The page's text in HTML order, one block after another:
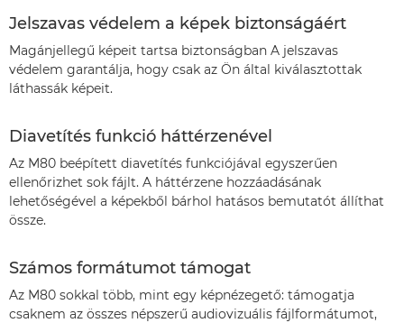
Jelszavas védelem a képek biztonságáért
Magánjellegű képeit tartsa biztonságban A jelszavas
védelem garantálja, hogy csak az Ön által kiválasztottak
láthassák képeit.
Diavetítés funkció háttérzenével
Az M80 beépített diavetítés funkciójával egyszerűen
ellenőrizhet sok fájlt. A háttérzene hozzáadásának
lehetőségével a képekből bárhol hatásos bemutatót állíthat
össze.
Számos formátumot támogat
Az M80 sokkal több, mint egy képnézegető: támogatja
csaknem az összes népszerű audiovizuális fájlformátumot,